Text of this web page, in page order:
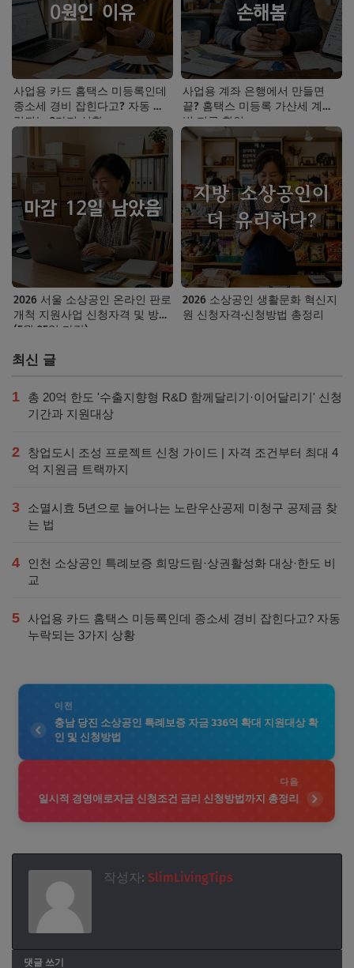
사업용 카드 홈택스 미등록인데
종소세 경비 잡힌다고? 자동 누
락되는 3가지 상황
사업용 계좌 은행에서 만들면
끝? 홈택스 미등록 가산세 계산
법 지금 확인
2026 서울 소상공인 온라인 판로
개척 지원사업 신청자격 및 방법
(5월 25일 마감)
2026 소상공인 생활문화 혁신지
원 신청자격·신청방법 총정리
최신 글
1
총 20억 한도 '수출지향형 R&D 함께달리기·이어달리기' 신청
기간과 지원대상
2
창업도시 조성 프로젝트 신청 가이드 | 자격 조건부터 최대 4
억 지원금 트랙까지
3
소멸시효 5년으로 늘어나는 노란우산공제 미청구 공제금 찾
는 법
4
인천 소상공인 특례보증 희망드림·상권활성화 대상·한도 비
교
5
사업용 카드 홈택스 미등록인데 종소세 경비 잡힌다고? 자동
누락되는 3가지 상황
이전
충남 당진 소상공인 특례보증 자금 336억 확대 지원대상 확
인 및 신청방법
다음
일시적 경영애로자금 신청조건 금리 신청방법까지 총정리
작성자: SlimLivingTips
댓글 쓰기